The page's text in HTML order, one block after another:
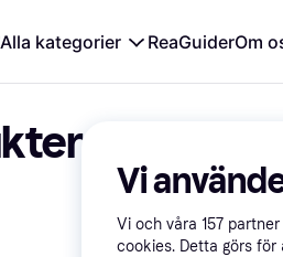
Alla kategorier ReaGuiderOm
Vi
Vi och våra 157
cookies. Detta görs